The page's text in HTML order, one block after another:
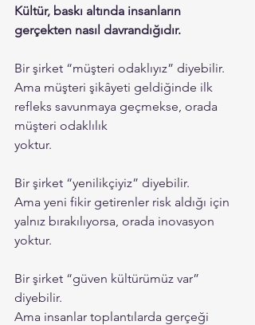
Kültür, baskı altında insanların
gerçekten nasıl davrandığıdır.
Bir şirket “müşteri odaklıyız” diyebilir.
Ama müşteri şikâyeti geldiğinde ilk
refleks savunmaya geçmekse, orada
müşteri odaklılık
yoktur.
Bir şirket “yenilikçiyiz” diyebilir.
Ama yeni fikir getirenler risk aldığı için
yalnız bırakılıyorsa, orada inovasyon
yoktur.
Bir şirket “güven kültürümüz var”
diyebilir.
Ama insanlar toplantılarda gerçeği